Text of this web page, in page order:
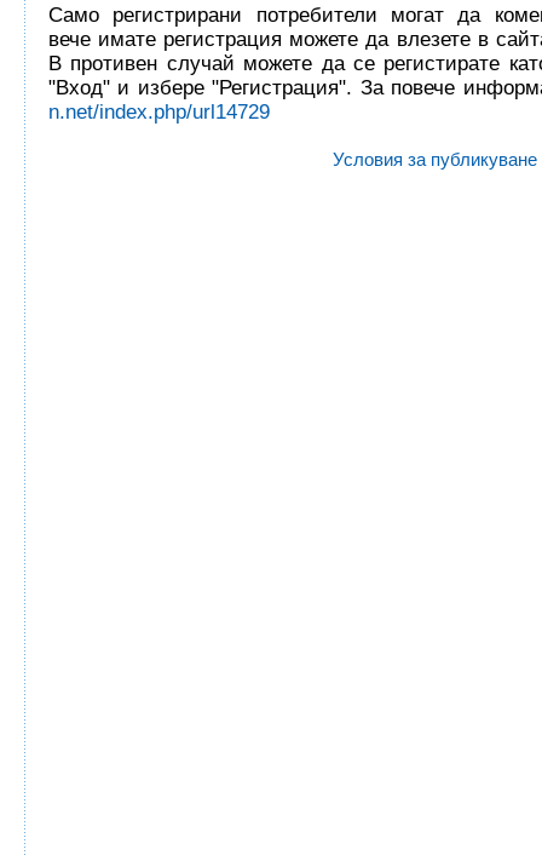
Само регистрирани потребители могат да
вече имате регистрация можете да влезете в
В противен случай можете да се регистирате
"Вход" и избере "Регистрация". За повече
n.net/index.php/url14729
Условия за